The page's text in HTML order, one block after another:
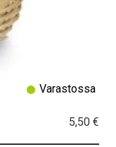
5,50 €
Varastossa